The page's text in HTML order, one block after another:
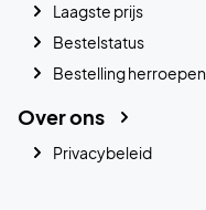
Laagste prijs
Bestelstatus
Bestelling herroepen
Over ons
Privacybeleid